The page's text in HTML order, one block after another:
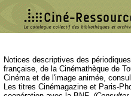
Notices descriptives des
française, de la Cinémathèque de
Cinéma et de l'image animée,
Les titres Cinémagazine et Paris-